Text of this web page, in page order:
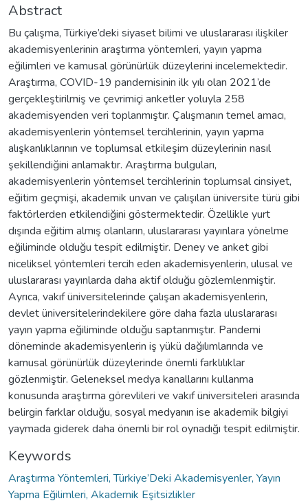
Abstract
Bu çalışma, Türkiye’deki siyaset bilimi ve uluslararası ilişkiler
akademisyenlerinin araştırma yöntemleri, yayın yapma
eğilimleri ve kamusal görünürlük düzeylerini incelemektedir.
Araştırma, COVID-19 pandemisinin ilk yılı olan 2021’de
gerçekleştirilmiş ve çevrimiçi anketler yoluyla 258
akademisyenden veri toplanmıştır. Çalışmanın temel amacı,
akademisyenlerin yöntemsel tercihlerinin, yayın yapma
alışkanlıklarının ve toplumsal etkileşim düzeylerinin nasıl
şekillendiğini anlamaktır. Araştırma bulguları,
akademisyenlerin yöntemsel tercihlerinin toplumsal cinsiyet,
eğitim geçmişi, akademik unvan ve çalışılan üniversite türü gibi
faktörlerden etkilendiğini göstermektedir. Özellikle yurt
dışında eğitim almış olanların, uluslararası yayınlara yönelme
eğiliminde olduğu tespit edilmiştir. Deney ve anket gibi
niceliksel yöntemleri tercih eden akademisyenlerin, ulusal ve
uluslararası yayınlarda daha aktif olduğu gözlemlenmiştir.
Ayrıca, vakıf üniversitelerinde çalışan akademisyenlerin,
devlet üniversitelerindekilere göre daha fazla uluslararası
yayın yapma eğiliminde olduğu saptanmıştır. Pandemi
döneminde akademisyenlerin iş yükü dağılımlarında ve
kamusal görünürlük düzeylerinde önemli farklılıklar
gözlenmiştir. Geleneksel medya kanallarını kullanma
konusunda araştırma görevlileri ve vakıf üniversiteleri arasında
belirgin farklar olduğu, sosyal medyanın ise akademik bilgiyi
yaymada giderek daha önemli bir rol oynadığı tespit edilmiştir.
Keywords
Araştırma Yöntemleri, Türkiye’Deki Akademisyenler, Yayın
Yapma Eğilimleri, Akademik Eşitsizlikler